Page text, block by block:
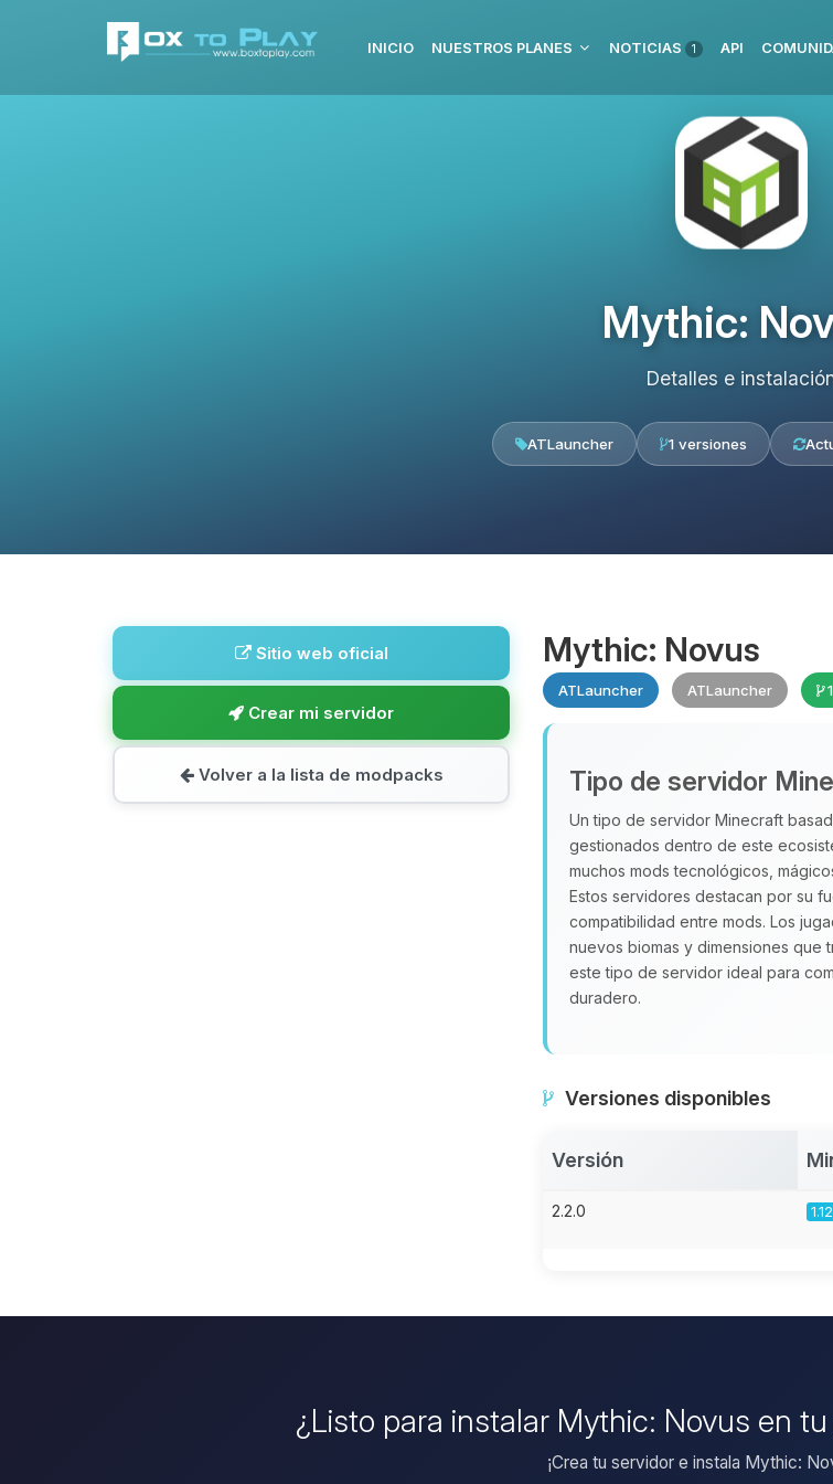
INICIO NUESTROS PLANES NOTICIAS 1 API
Mythic:
Detalles e
ATLauncher 1 versiones
Sitio web oficial
Crear mi servidor
Volver a la lista de modpacks
Mythic: Novus
ATLauncher ATLauncher
Tipo de servidor
Un tipo de servidor Minecraft
gestionados dentro de este
muchos mods tecnológicos,
Estos servidores destacan por su
compatibilidad entre mods. Los
nuevos biomas y dimensiones que
este tipo de servidor ideal para
duradero.
Versiones disponibles
Versión
2.2.0
¿Listo para instalar Mythic: Novus en
¡Crea tu servidor e instala Mythic: